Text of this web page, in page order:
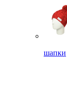
шапки